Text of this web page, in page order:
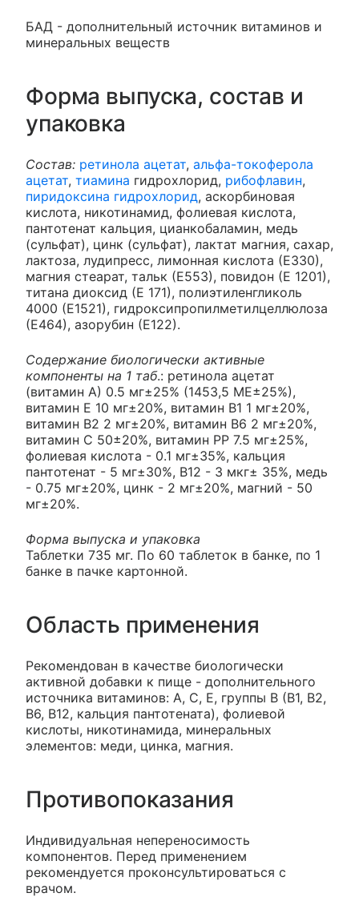
БАД - дополнительный источник витаминов и
минеральных веществ
Форма выпуска, состав и
упаковка
Состав: ретинола ацетат, альфа-токоферола
ацетат, тиамина гидрохлорид, рибофлавин,
пиридоксина гидрохлорид, аскорбиновая
кислота, никотинамид, фолиевая кислота,
пантотенат кальция, цианкобаламин, медь
(сульфат), цинк (сульфат), лактат магния, сахар,
лактоза, лудипресс, лимонная кислота (Е330),
магния стеарат, тальк (Е553), повидон (Е 1201),
титана диоксид (Е 171), полиэтиленгликоль
4000 (Е1521), гидроксипропилметилцеллюлоза
(Е464), азорубин (Е122).
Содержание биологически активные
компоненты на 1 таб.: ретинола ацетат
(витамин А) 0.5 мг±25% (1453,5 МЕ±25%),
витамин Е 10 мг±20%, витамин В1 1 мг±20%,
витамин В2 2 мг±20%, витамин В6 2 мг±20%,
витамин С 50±20%, витамин РР 7.5 мг±25%,
фолиевая кислота - 0.1 мг±35%, кальция
пантотенат - 5 мг±30%, В12 - 3 мкг± 35%, медь
- 0.75 мг±20%, цинк - 2 мг±20%, магний - 50
мг±20%.
Форма выпуска и упаковка
Таблетки 735 мг. По 60 таблеток в банке, по 1
банке в пачке картонной.
Область применения
Рекомендован в качестве биологически
активной добавки к пище - дополнительного
источника витаминов: А, С, Е, группы В (В1, В2,
В6, В12, кальция пантотената), фолиевой
кислоты, никотинамида, минеральных
элементов: меди, цинка, магния.
Противопоказания
Индивидуальная непереносимость
компонентов. Перед применением
рекомендуется проконсультироваться с
врачом.